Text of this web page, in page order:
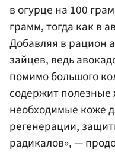
в огурце на 100
грамм, тогда как в
Добавляя в рацион
зайцев, ведь
помимо большого
содержит
необходимые коже
регенерации,
радикалов», —